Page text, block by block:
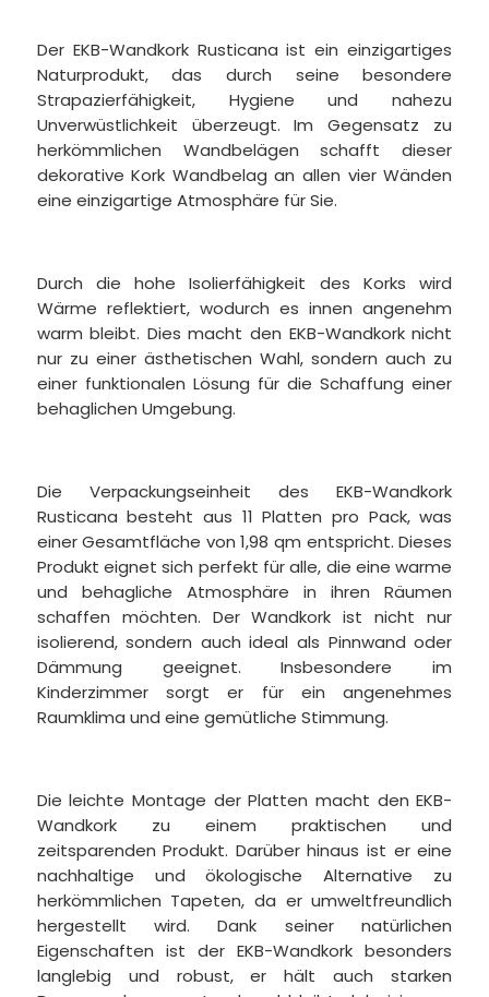
Der EKB-Wandkork Rusticana ist ein einzigartiges
Naturprodukt, das durch seine besondere
Strapazierfähigkeit, Hygiene und nahezu
Unverwüstlichkeit überzeugt. Im Gegensatz zu
herkömmlichen Wandbelägen schafft dieser
dekorative Kork Wandbelag an allen vier Wänden
eine einzigartige Atmosphäre für Sie.
Durch die hohe Isolierfähigkeit des Korks wird
Wärme reflektiert, wodurch es innen angenehm
warm bleibt. Dies macht den EKB-Wandkork nicht
nur zu einer ästhetischen Wahl, sondern auch zu
einer funktionalen Lösung für die Schaffung einer
behaglichen Umgebung.
Die Verpackungseinheit des EKB-Wandkork
Rusticana besteht aus 11 Platten pro Pack, was
einer Gesamtfläche von 1,98 qm entspricht. Dieses
Produkt eignet sich perfekt für alle, die eine warme
und behagliche Atmosphäre in ihren Räumen
schaffen möchten. Der Wandkork ist nicht nur
isolierend, sondern auch ideal als Pinnwand oder
Dämmung geeignet. Insbesondere im
Kinderzimmer sorgt er für ein angenehmes
Raumklima und eine gemütliche Stimmung.
Die leichte Montage der Platten macht den EKB-
Wandkork zu einem praktischen und
zeitsparenden Produkt. Darüber hinaus ist er eine
nachhaltige und ökologische Alternative zu
herkömmlichen Tapeten, da er umweltfreundlich
hergestellt wird. Dank seiner natürlichen
Eigenschaften ist der EKB-Wandkork besonders
langlebig und robust, er hält auch starken